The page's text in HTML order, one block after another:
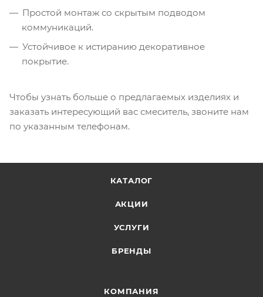
Простой монтаж со скрытым подводом
коммуникаций.
Устойчивое к истиранию декоративное
покрытие.
Чтобы узнать больше о предлагаемых изделиях и
заказать интересующий вас смеситель, звоните нам
по указанным телефонам.
КАТАЛОГ
АКЦИИ
УСЛУГИ
БРЕНДЫ
КОМПАНИЯ